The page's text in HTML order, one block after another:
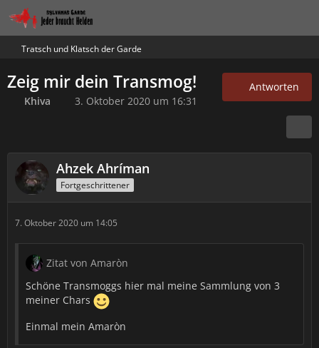
Tratsch und Klatsch der Garde
Zeig mir dein Transmog!
Khiva 3. Oktober 2020 um 16:31
Antworten
Ahzek Ahríman
Fortgeschrittener
7. Oktober 2020 um 14:05
Zitat von Amaròn
Schöne Transmoggs hier mal meine Sammlung von 3
meiner Chars
Einmal mein Amaròn